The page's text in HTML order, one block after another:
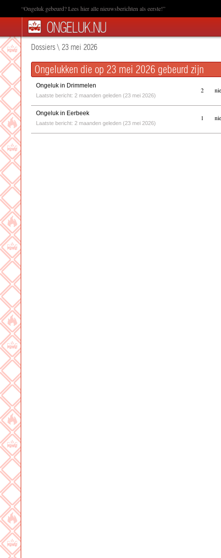
“Ongeluk gebeurd? Lees hier alle nieuwsberichten als eerste!”
Dossiers\ 23 mei 2026
Ongelukken die op 23 mei 2026 gebeurd zijn
Ongeluk in Drimmelen
Laatste bericht: 2 maanden geleden (23 mei 2026)
2
Ongeluk in Eerbeek
Laatste bericht: 2 maanden geleden (23 mei 2026)
1